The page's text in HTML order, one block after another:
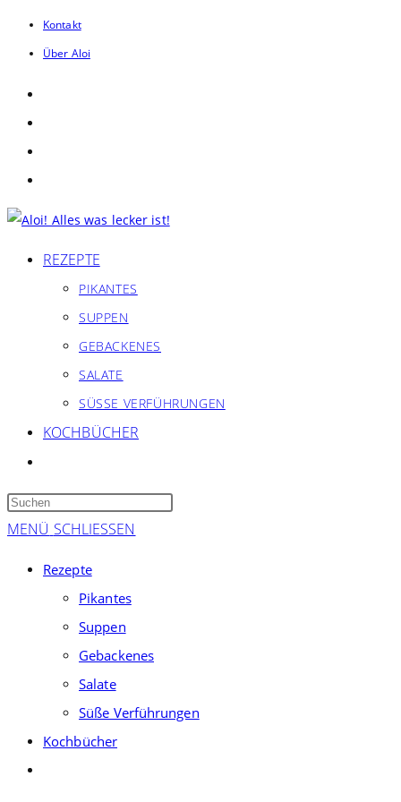
Zum
Kontakt
Über Aloi
REZEPTE
PIKANTES
SUPPEN
GEBACKENES
SALATE
SÜSSE VERFÜHRUNGEN
KOCHBÜCHER
SUCHE
UMSCHALTEN
Press
MENÜ SCHLIESSEN
Rezepte
Pikantes
Suppen
Gebackenes
Salate
Süße Verführungen
Kochbücher